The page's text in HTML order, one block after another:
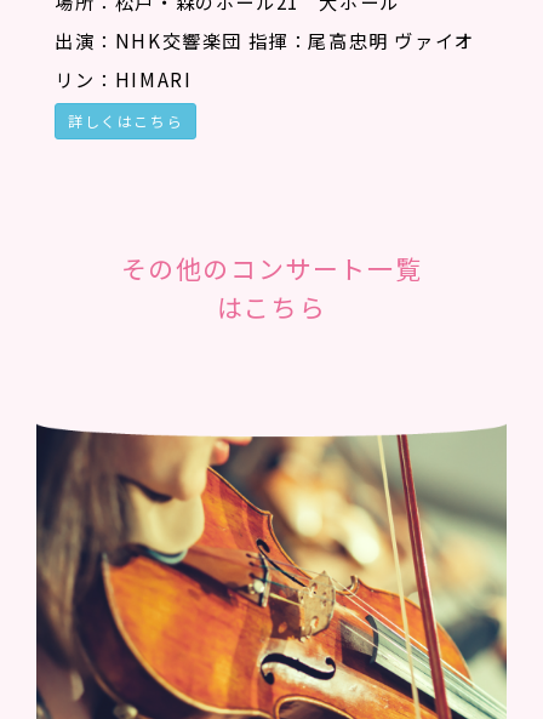
出演：NHK交響楽団 指揮：尾高忠明 ヴァイオ
リン：HIMARI
詳しくはこちら
その他のコンサート一覧
はこちら